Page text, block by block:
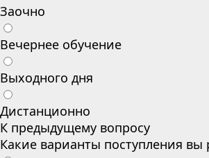
Заочно
Вечернее обучение
Выходного дня
Дистанционно
К предыдущему вопросу
Какие варианты поступления вы